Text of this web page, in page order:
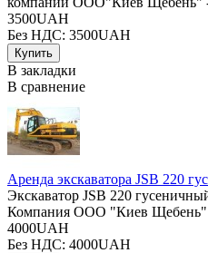
3500UAH
Без НДС: 3500UAH
В закладки
В сравнение
Аренда экскаватора JSB 220
Экскаватор JSB 220
Компания ООО "Киев Щебень"
4000UAH
Без НДС: 4000UAH